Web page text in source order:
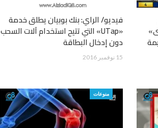
فيديو/ الراي: بنك بوبيان يطلق خدمة
«UTap» التي تتيح استخدام آلات السحب
دون إدخال البطاقة
15 نوفمبر 2016
منوعات